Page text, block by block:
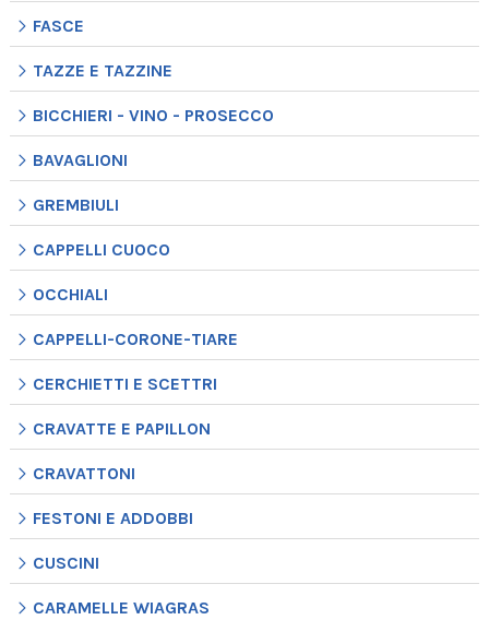
FASCE
TAZZE E TAZZINE
BICCHIERI - VINO - PROSECCO
BAVAGLIONI
GREMBIULI
CAPPELLI CUOCO
OCCHIALI
CAPPELLI-CORONE-TIARE
CERCHIETTI E SCETTRI
CRAVATTE E PAPILLON
CRAVATTONI
FESTONI E ADDOBBI
CUSCINI
CARAMELLE WIAGRAS